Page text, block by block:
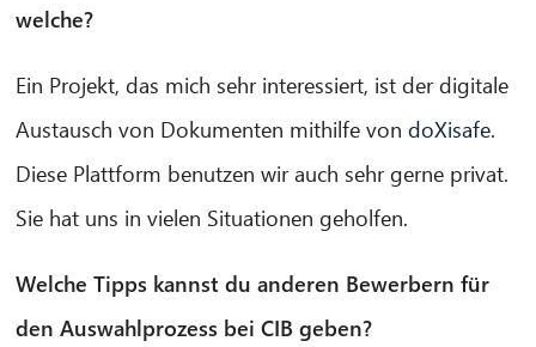
welche?
Ein Projekt, das mich sehr interessiert, ist der digitale
Austausch von Dokumenten mithilfe vondoXisafe.
Diese Plattform benutzen wir auch sehr gerne privat.
Sie hat uns in vielen Situationen geholfen.
Welche Tipps kannst du anderen Bewerbern für
den Auswahlprozess bei CIB geben?